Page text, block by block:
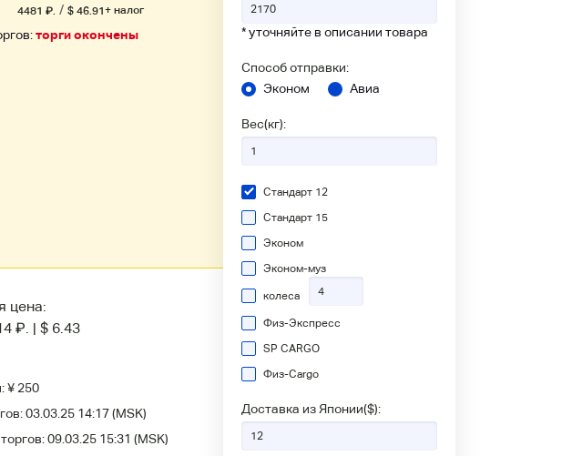
4481 ₽. / $ 46.91+ налог
торги окончены
цена:
₽. | $ 6.43
¥ 250
03.03.25 14:17(MSK)
09.03.25 15:31 (MSK)
* уточняйте в описании товара
Способ отправки:
Эконом
Авиа
Вес(кг):
Стандарт 12
Стандарт 15
Эконом
Эконом-муз
колеса
Физ-Экспресс
SP CARGO
Физ-Сargo
Доставка из Японии($):